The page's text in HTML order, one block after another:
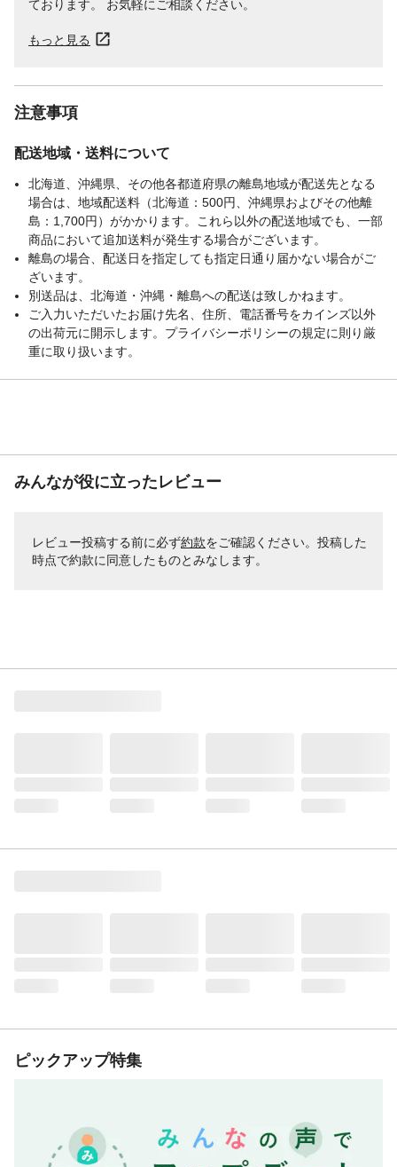
ております。 お気軽にご相談ください。
もっと見る
注意事項
配送地域・送料について
北海道、沖縄県、その他各都道府県の離島地域が配送先となる
場合は、地域配送料（北海道：500円、沖縄県およびその他離
島：1,700円）がかかります。これら以外の配送地域でも、一部
商品において追加送料が発生する場合がございます。
離島の場合、配送日を指定しても指定日通り届かない場合がご
ざいます。
別送品は、北海道・沖縄・離島への配送は致しかねます。
ご入力いただいたお届け先名、住所、電話番号をカインズ以外
の出荷元に開示します。プライバシーポリシーの規定に則り厳
重に取り扱います。
みんなが役に立ったレビュー
レビュー投稿する前に必ず約款をご確認ください。投稿した
時点で約款に同意したものとみなします。
ピックアップ特集